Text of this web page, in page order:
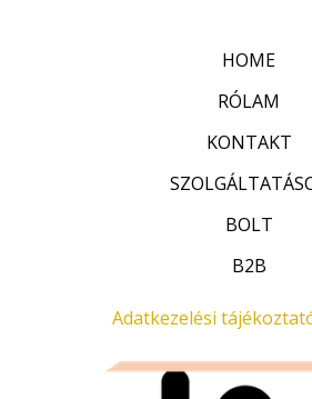
HOME
RÓLAM
KONTAKT
BOLT
B2B
Adatkezelési